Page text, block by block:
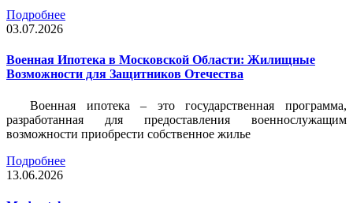
Подробнее
03.07.2026
Военная Ипотека в Московской Области: Жилищные
Возможности для Защитников Отечества
Военная ипотека – это государственная программа,
разработанная для предоставления военнослужащим
возможности приобрести собственное жилье
Подробнее
13.06.2026